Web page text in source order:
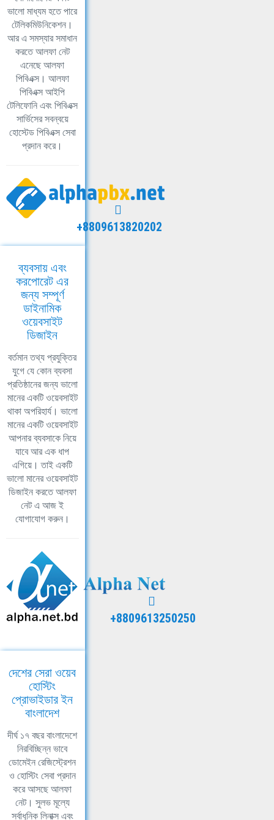
ভালো মাধ্যম হতে পারে
টেলিকমিউনিকেশন।
আর এ সমস্যার সমাধান
করতে আলফা নেট
এনেছে আলফা
পিবিএক্স। আলফা
পিবিএক্স আইপি
টেলিফোনি এবং পিবিএক্স
সার্ভিসের সবন্বয়ে
হোস্টেড পিবিএক্স সেবা
প্রদান করে।
+8809613820202
ব্যবসায় এবং
করপোরেট এর
জন্য সম্পূর্ণ
ডাইনামিক
ওয়েবসাইট
ডিজাইন
বর্তমান তথ্য প্রযুক্তির
যুগে যে কোন ব্যবসা
প্রতিষ্ঠানের জন্য ভালো
মানের একটি ওয়েবসাইট
থাকা অপরিহার্য। ভালো
মানের একটি ওয়েবসাইট
আপনার ব্যবসাকে নিয়ে
যাবে আর এক ধাপ
এগিয়ে। তাই একটি
ভালো মানের ওয়েবসাইট
ডিজাইন করতে আলফা
নেট এ আজ ই
যোগাযোগ করুন।
+8809613250250
দেশের সেরা ওয়েব
হোস্টিং
প্রোভাইডার ইন
বাংলাদেশ
দীর্ঘ ১৭ বছর বাংলাদেশে
নিরবিচ্ছিন্ন ভাবে
ডোমেইন রেজিস্ট্রেশন
ও হোস্টিং সেবা প্রদান
করে আসছে আলফা
নেট। সুলভ মূল্যে
সর্বাধুনিক লিনাক্স এবং